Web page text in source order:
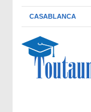
CASABLANCA